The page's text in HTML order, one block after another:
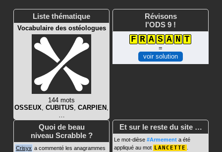
Liste thématique
Vocabulaire des ostéologues
144 mots
OSSEUX, CUBITUS, CARPIEN ,
…
Révisons
l'ODS 9 !
F R A S A N T
=
voir solution
Quoi de beau
niveau Scrabble ?
Crisyx a commenté les anagrammes
Et sur le reste du site …
Le mot-dièse #Armement a été
appliqué au mot LANCETTE